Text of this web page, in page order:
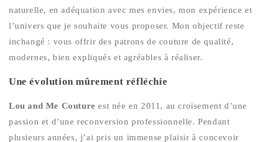
naturelle, en adéquation avec mes envies, mon expérience et
l’univers que je souhaite vous proposer. Mon objectif reste
inchangé : vous offrir des patrons de couture de qualité,
modernes, bien expliqués et agréables à réaliser.
Une évolution mûrement réfléchie
Lou and Me Couture est née en 2011, au croisement d’une
passion et d’une reconversion professionnelle. Pendant
plusieurs années, j’ai pris un immense plaisir à concevoir